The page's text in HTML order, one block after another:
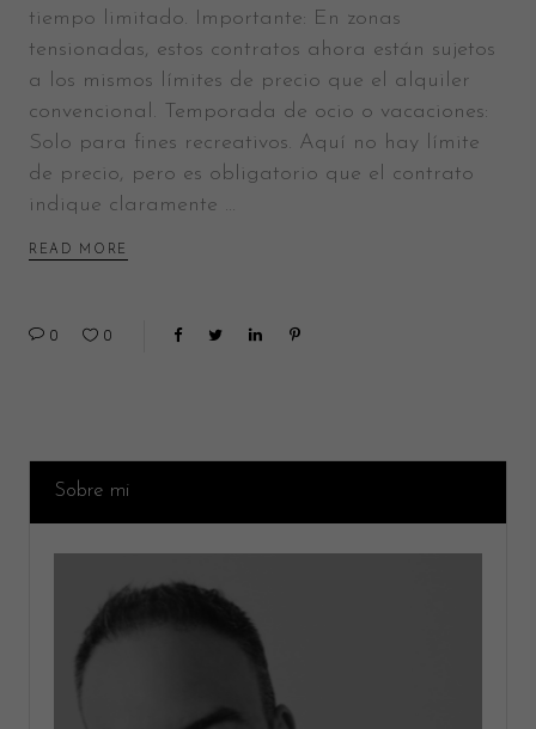
tiempo limitado. Importante: En zonas
tensionadas, estos contratos ahora están sujetos
a los mismos límites de precio que el alquiler
convencional. Temporada de ocio o vacaciones:
Solo para fines recreativos. Aquí no hay límite
de precio, pero es obligatorio que el contrato
indique claramente
READ MORE
0 0
Sobre mi